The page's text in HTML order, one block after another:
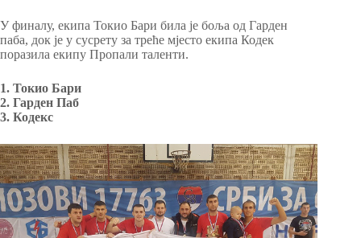
У финалу, екипа Токио Бари била је боља од Гарден
паба, док је у сусрету за треће мјесто екипа Кодек
поразила екипу Пропали таленти.
1. Токио Бари
2. Гарден Паб
3. Кодекс